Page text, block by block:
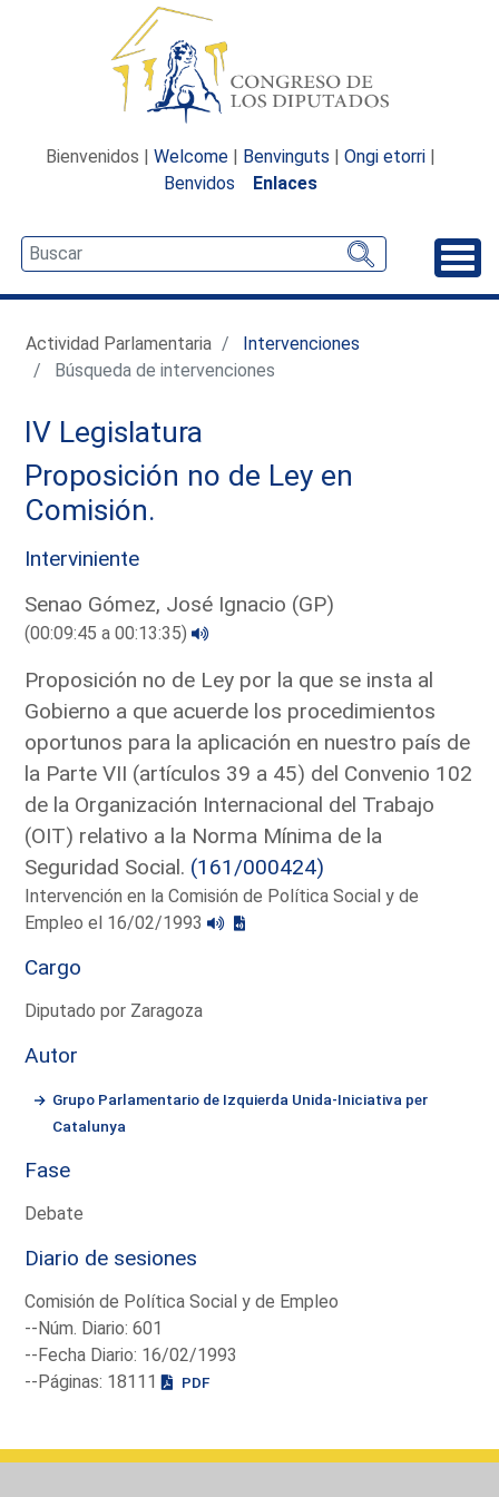
Bienvenidos | Welcome | Benvinguts | Ongi etorri |
Benvidos
Enlaces
Actividad Parlamentaria
Intervenciones
Búsqueda de intervenciones
IV Legislatura
Proposición no de Ley en
Comisión.
Interviniente
Senao Gómez, José Ignacio (GP)
(00:09:45 a 00:13:35)
Proposición no de Ley por la que se insta al
Gobierno a que acuerde los procedimientos
oportunos para la aplicación en nuestro país de
la Parte VII (artículos 39 a 45) del Convenio 102
de la Organización Internacional del Trabajo
(OIT) relativo a la Norma Mínima de la
Seguridad Social. (161/000424)
Intervención en la Comisión de Política Social y de
Empleo el 16/02/1993
Cargo
Diputado por Zaragoza
Autor
Grupo Parlamentario de Izquierda Unida-Iniciativa per
Catalunya
Fase
Debate
Diario de sesiones
Comisión de Política Social y de Empleo
--Núm. Diario: 601
--Fecha Diario: 16/02/1993
--Páginas: 18111
PDF